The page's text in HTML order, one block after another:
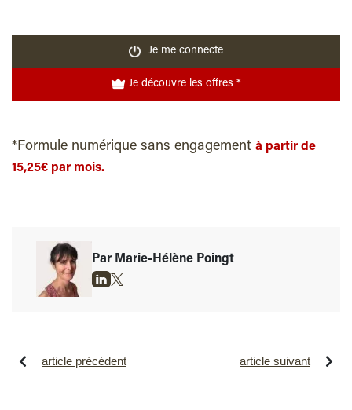
Je me connecte
Je découvre les offres *
*Formule numérique sans engagement à partir de
15,25€ par mois.
Par Marie-Hélène Poingt
article précédent article suivant